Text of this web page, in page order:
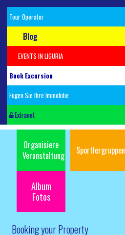
Tour Operator
Blog
EVENTS IN LIGURIA
Book Excursion
Fügen Sie Ihre Immobilie
Extranet
Organisiere
Veranstaltung
Sportlergruppen
Album
Fotos
Booking your Property